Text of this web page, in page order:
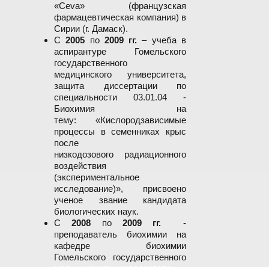
«Сeva» (французская
фармацевтическая компания) в
Сирии (г. Дамаск).
С2005 по 2009 гг. – учеба в
аспирантуре Гомельского
государственного
медицинского университета,
защита диссертации по
специальности 03.01.04 -
Биохимия на
тему: «Кислородзависимые
процессы в семенниках крыс
после
низкодозового радиационного
воздействия
(экспериментальное
исследование)», присвоено
ученое звание кандидата
биологических наук.
С2008 по2009 гг. -
преподаватель биохимии на
кафедре биохимии
Гомельского государственного